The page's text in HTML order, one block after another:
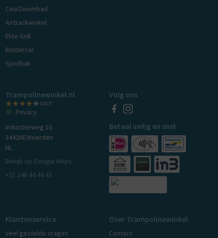
CoolZwembad
Airtrackwinkel
Elite Grill
Boldercar
Sjoelbak
Trampolinewinkel.nl
(1267)
Privacy
Industrieweg 10
3442AEWoerden
NL
Bekijk op Google Maps
+31 348 44 44 43
Volg ons
Betaal veilig en snel
Klantenservice
Veel gestelde vragen
Over Trampolinewinkel
Contact